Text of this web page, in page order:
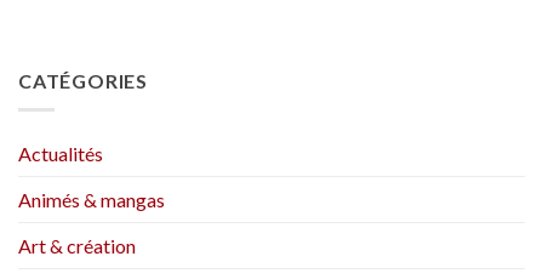
CATÉGORIES
Actualités
Animés & mangas
Art & création